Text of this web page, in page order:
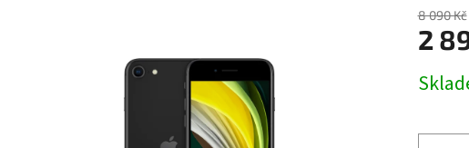
8 090 Kč
2
cena: